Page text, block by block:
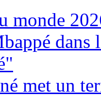
monde
dans
met un